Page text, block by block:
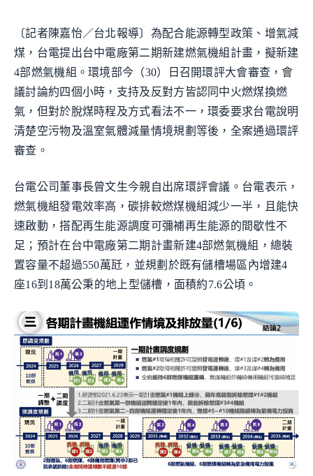
〔記者陳嘉怡／台北報導〕為配合能源轉型政策、增氣減
煤，台電提出台中電廠第二期新建燃氣機組計畫，擬新建
4部燃氣機組。環境部今（30）日召開環評大會審查，會
議討論約四個小時，支持及反對方皆認同中火燃煤換燃
氣，但對於脫煤時程及方式看法不一，環委要求台電說明
清楚空污物及溫室氣體減量情境規劃等後，全案通過環評
審查。
台電公司董事長曾文生今親自出席環評會議。台電表示，
燃氣機組發電效率高，碳排較燃煤機組減少一半，且能快
速啟動，搭配再生能源調度可彌補再生能源的間歇性不
足；預計在台中電廠第二期計畫新建4部燃氣機組，總裝
置容量不超過550萬瓩，並規劃於既有儲槽場區內增建4
座16到18萬公秉的地上型儲槽，面積約7.6公頃。